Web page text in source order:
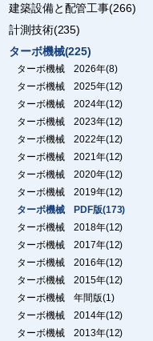
建築設備と配管工事(266)
計測技術(235)
ターボ機械(225)
ターボ機械 2026年(8)
ターボ機械 2025年(12)
ターボ機械 2024年(12)
ターボ機械 2023年(12)
ターボ機械 2022年(12)
ターボ機械 2021年(12)
ターボ機械 2020年(12)
ターボ機械 2019年(12)
ターボ機械 PDF版(173)
ターボ機械 2018年(12)
ターボ機械 2017年(12)
ターボ機械 2016年(12)
ターボ機械 2015年(12)
ターボ機械 年間版(1)
ターボ機械 2014年(12)
ターボ機械 2013年(12)